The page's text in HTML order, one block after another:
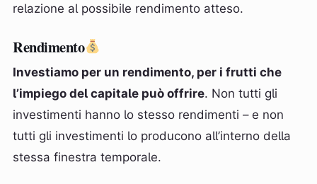
relazione al possibile rendimento atteso.
Rendimento
Investiamo per un rendimento, per i frutti che
l’impiego del capitale può offrire. Non tutti gli
investimenti hanno lo stesso rendimenti – e non
tutti gli investimenti lo producono all’interno della
stessa finestra temporale.